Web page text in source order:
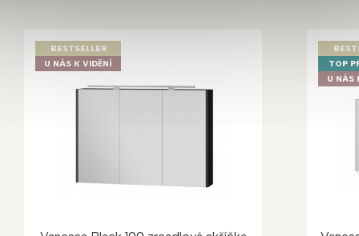
BESTSELLER
U NÁS K VIDĚNÍ
TOP
U NÁS